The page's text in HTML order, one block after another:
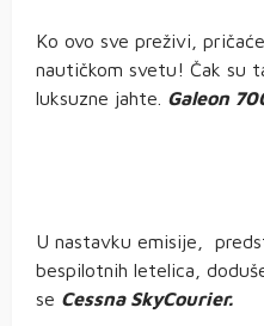
Ko ovo sve preživi,
nautičkom svetu! Čak su
luksuzne jahte. Galeon
U nastavku emisije,
bespilotnih letelica,
se Cessna SkyCourier.